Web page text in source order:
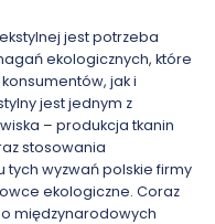
jest potrzeba
ekologicznych, które
jak i
jest jednym z
– produkcja tkanin
stosowania
tych wyzwań polskie firmy
ekologiczne. Coraz
międzynarodowych